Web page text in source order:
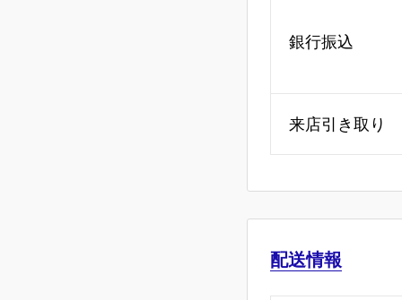
銀行振込
来店引き取り
配送情報